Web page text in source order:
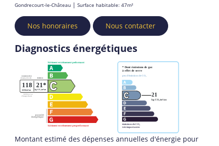
Gondrecourt-le-Château | Surface habitable: 47m²
Nos honoraires Nous contacter
Diagnostics énergétiques
Montant estimé des dépenses annuelles d'énergie pour